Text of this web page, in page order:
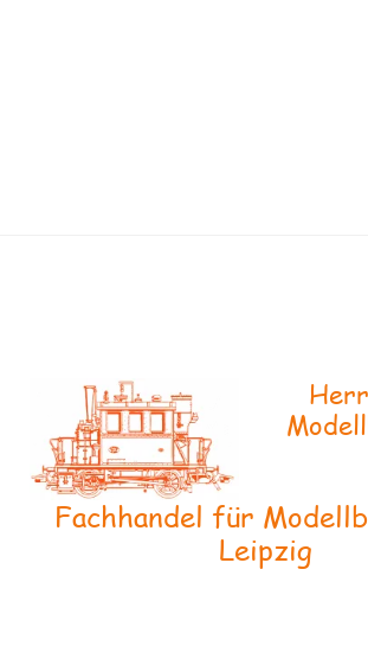
Fachhandel für
Leipzig